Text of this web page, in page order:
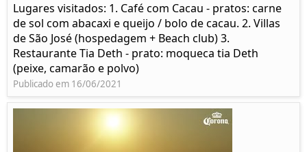
Lugares visitados: 1. Café com Cacau - pratos: carne
de sol com abacaxi e queijo / bolo de cacau. 2. Villas
de São José (hospedagem + Beach club) 3.
Restaurante Tia Deth - prato: moqueca tia Deth
(peixe, camarão e polvo)
Publicado em 16/06/2021